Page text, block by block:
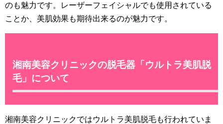
のも魅力です。レーザーフェイシャルでも使用されている
ことか、美肌効果も期待出来るのが魅力です。
湘南美容クリニックの脱毛器「ウルトラ美肌脱
毛」について
湘南美容クリニックではウルトラ美肌脱毛も行われていま